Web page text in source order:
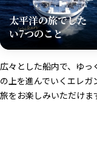
太平洋の旅でした
い7つのこと
広々とした船内で、ゆっ
の上を進んでいくエレガ
旅をお楽しみいただけま